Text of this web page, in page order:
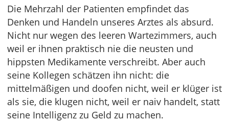
Die Mehrzahl der Patienten empfindet das
Denken und Handeln unseres Arztes als absurd.
Nicht nur wegen des leeren Wartezimmers, auch
weil er ihnen praktisch nie die neusten und
hippsten Medikamente verschreibt. Aber auch
seine Kollegen schätzen ihn nicht: die
mittelmäßigen und doofen nicht, weil er klüger ist
als sie, die klugen nicht, weil er naiv handelt, statt
seine Intelligenz zu Geld zu machen.